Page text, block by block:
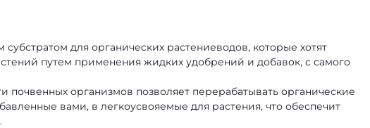
для органических растениеводов, которые хотят
путем применения жидких удобрений и добавок, с самого
почвенных организмов позволяет перерабатывать органические
вами, в легкоусвояемые для растения, что обеспечит